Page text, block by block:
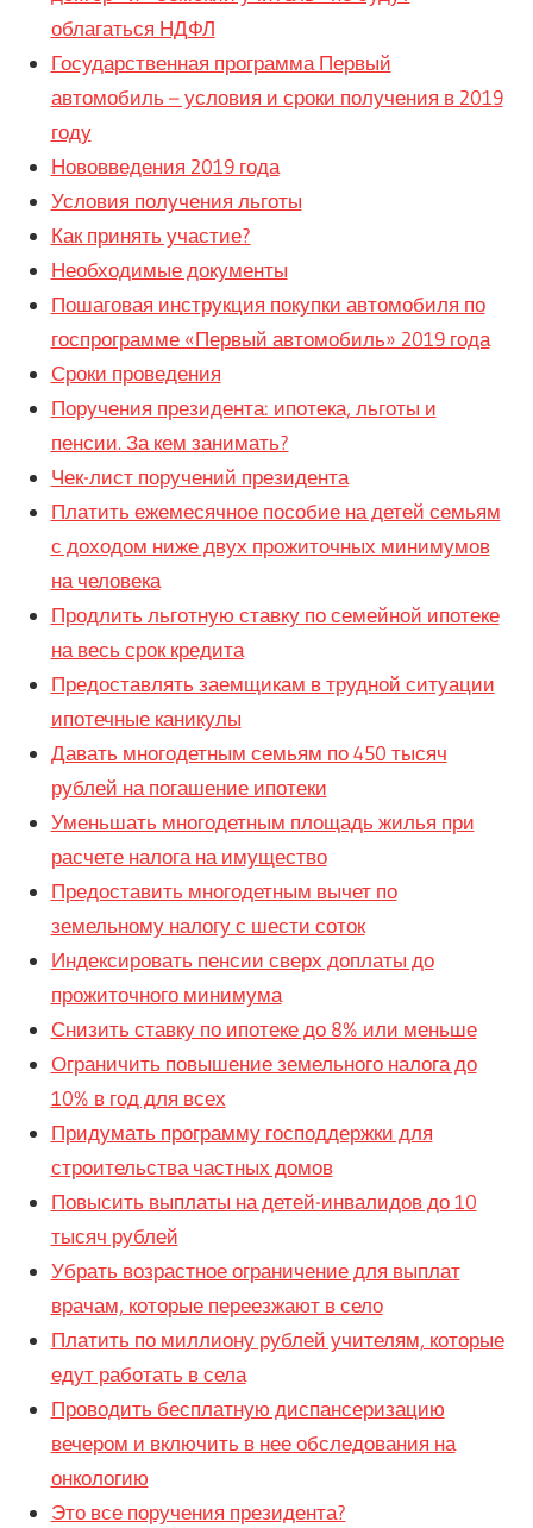
облагаться НДФЛ
Государственная программа Первый
автомобиль – условия и сроки получения в 2019
году
Нововведения 2019 года
Условия получения льготы
Как принять участие?
Необходимые документы
Пошаговая инструкция покупки автомобиля по
госпрограмме «Первый автомобиль» 2019 года
Сроки проведения
Поручения президента: ипотека, льготы и
пенсии. За кем занимать?
Чек-лист поручений президента
Платить ежемесячное пособие на детей семьям
с доходом ниже двух прожиточных минимумов
на человека
Продлить льготную ставку по семейной ипотеке
на весь срок кредита
Предоставлять заемщикам в трудной ситуации
ипотечные каникулы
Давать многодетным семьям по 450 тысяч
рублей на погашение ипотеки
Уменьшать многодетным площадь жилья при
расчете налога на имущество
Предоставить многодетным вычет по
земельному налогу с шести соток
Индексировать пенсии сверх доплаты до
прожиточного минимума
Снизить ставку по ипотеке до 8% или меньше
Ограничить повышение земельного налога до
10% в год для всех
Придумать программу господдержки для
строительства частных домов
Повысить выплаты на детей-инвалидов до 10
тысяч рублей
Убрать возрастное ограничение для выплат
врачам, которые переезжают в село
Платить по миллиону рублей учителям, которые
едут работать в села
Проводить бесплатную диспансеризацию
вечером и включить в нее обследования на
онкологию
Это все поручения президента?